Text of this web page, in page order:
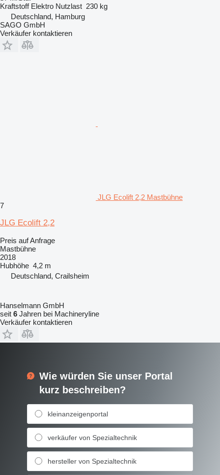
Kraftstoff Elektro Nutzlast 230 kg
Deutschland, Hamburg
SAGO GmbH
Verkäufer kontaktieren
JLG Ecolift 2,2 Mastbühne
7
JLG Ecolift 2,2
Preis auf Anfrage
Mastbühne
2018
Hubhöhe 4,2 m
Deutschland, Crailsheim
Hanselmann GmbH
seit 6 Jahren bei Machineryline
Verkäufer kontaktieren
Wie würden Sie unser Portal
kurz beschreiben?
kleinanzeigenportal
verkäufer von Spezialtechnik
hersteller von Spezialtechnik